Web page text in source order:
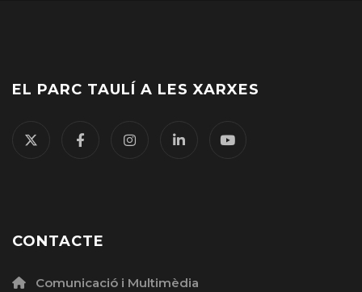
EL PARC TAULÍ A LES XARXES
CONTACTE
Comunicació i Multimèdia